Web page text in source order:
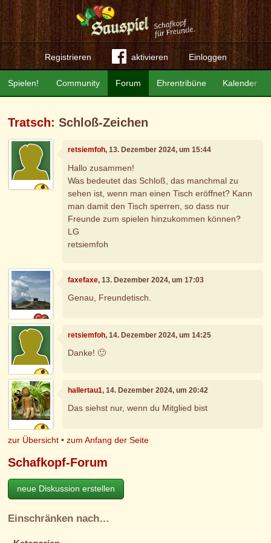
Registrieren aktivieren Einloggen
Community Forum Ehrentribüne Kalender
Spielen!
Tratsch: Schloß-Zeichen
retsiemfoh, 13. Dezember 2024, um 15:44
Hallo zusammen!
Was bedeutet das Schloß, das manchmal zu
sehen ist, wenn man einen Tisch eröffnet? Kann
man damit den Tisch sperren, so dass nur
Freunde zum spielen hinzukommen können?
LG
retsiemfoh
faxefaxe, 13. Dezember 2024, um 17:03
Genau, Freundetisch.
retsiemfoh, 14. Dezember 2024, um 14:25
Danke! 🙂
hallertau1, 14. Dezember 2024, um 20:42
Das siehst nur, wenn du Mitglied bist
zur Übersicht •zum Anfang der Seite
Schafkopf-Forum
neue Diskussion erstellen
Einschränken nach…